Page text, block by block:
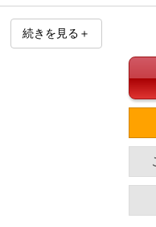
ドカラー／リブ(袖口・裾)／生
裾周り
続きを見る＋